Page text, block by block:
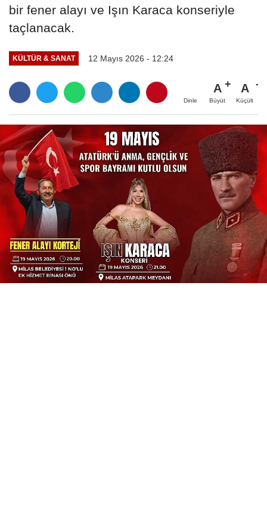
bir fener alayı ve Işın Karaca konseriyle
taçlanacak.
KÜLTÜR & SANAT 12 Mayıs 2026 - 12:24
Dinle
A
Büyüt
A
Küçült